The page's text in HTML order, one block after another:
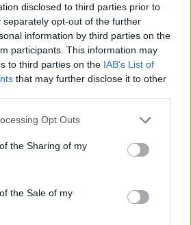
disclosed to third parties prior to
separately opt-out of the further
information by third parties on the
participants. This information may
to third parties on the IAB’s List of
that may further disclose it to other
Opt Outs
the Sharing of my
the Sale of my